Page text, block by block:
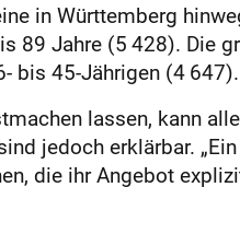
in Württemberg
89 Jahre (5 428). Die
bis 45-Jährigen (4 647).
lassen, kann
jedoch erklärbar.
die ihr Angebot